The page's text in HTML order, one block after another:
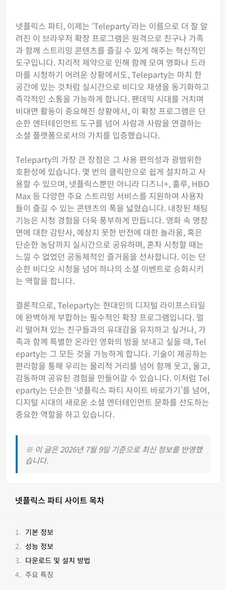
넷플릭스 파티, 이제는 ‘Teleparty’라는 이름으로 더 잘 알
려진 이 브라우저 확장 프로그램은 원격으로 친구나 가족
과 함께 스트리밍 콘텐츠를 즐길 수 있게 해주는 혁신적인
도구입니다. 지리적 제약으로 인해 함께 모여 영화나 드라
마를 시청하기 어려운 상황에서도, Teleparty는 마치 한
공간에 있는 것처럼 실시간으로 비디오 재생을 동기화하고
즉각적인 소통을 가능하게 합니다. 팬데믹 시대를 거치며
비대면 활동이 중요해진 상황에서, 이 확장 프로그램은 단
순한 엔터테인먼트 도구를 넘어 사람과 사람을 연결하는
소셜 플랫폼으로서의 가치를 입증했습니다.
Teleparty의 가장 큰 장점은 그 사용 편의성과 광범위한
호환성에 있습니다. 몇 번의 클릭만으로 쉽게 설치하고 사
용할 수 있으며, 넷플릭스뿐만 아니라 디즈니+, 훌루, HBO
Max 등 다양한 주요 스트리밍 서비스를 지원하여 사용자
들이 즐길 수 있는 콘텐츠의 폭을 넓혔습니다. 내장된 채팅
기능은 시청 경험을 더욱 풍부하게 만듭니다. 영화 속 명장
면에 대한 감탄사, 예상치 못한 반전에 대한 놀라움, 혹은
단순한 농담까지 실시간으로 공유하며, 혼자 시청할 때는
느낄 수 없었던 공동체적인 즐거움을 선사합니다. 이는 단
순한 비디오 시청을 넘어 하나의 소셜 이벤트로 승화시키
는 역할을 합니다.
결론적으로, Teleparty는 현대인의 디지털 라이프스타일
에 완벽하게 부합하는 필수적인 확장 프로그램입니다. 멀
리 떨어져 있는 친구들과의 유대감을 유지하고 싶거나, 가
족과 함께 특별한 온라인 영화의 밤을 보내고 싶을 때, Tel
eparty는 그 모든 것을 가능하게 합니다. 기술이 제공하는
편리함을 통해 우리는 물리적 거리를 넘어 함께 웃고, 울고,
감동하며 공유된 경험을 만들어갈 수 있습니다. 이처럼 Tel
eparty는 단순한 ‘넷플릭스 파티 사이트 바로가기’를 넘어,
디지털 시대의 새로운 소셜 엔터테인먼트 문화를 선도하는
중요한 역할을 하고 있습니다.
※ 이 글은 2026년 7월 9일 기준으로 최신 정보를 반영했
습니다.
넷플릭스 파티 사이트 목차
기본 정보
성능 정보
다운로드 및 설치 방법
주요 특징